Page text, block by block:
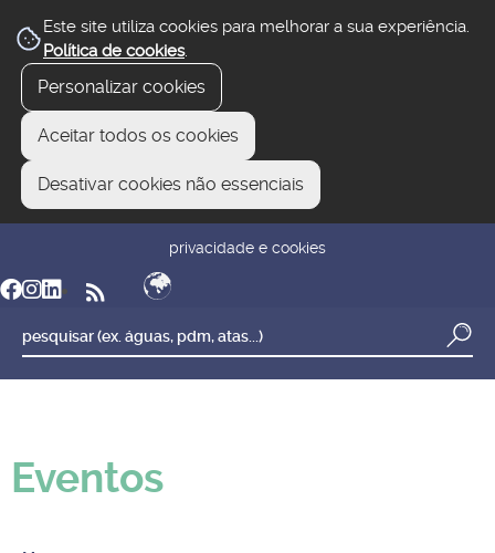
Este site utiliza cookies para melhorar a sua experiência.
Política de cookies.
Personalizar cookies
Aceitar todos os cookies
Desativar cookies não essenciais
privacidade e cookies
Eventos